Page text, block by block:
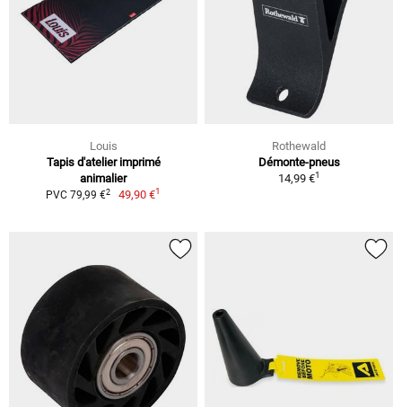
Louis
Tapis d'atelier imprimé
animalier
PVC 79,99 €2 49,90 €1
Rothewald
Démonte-pneus
14,99 €1